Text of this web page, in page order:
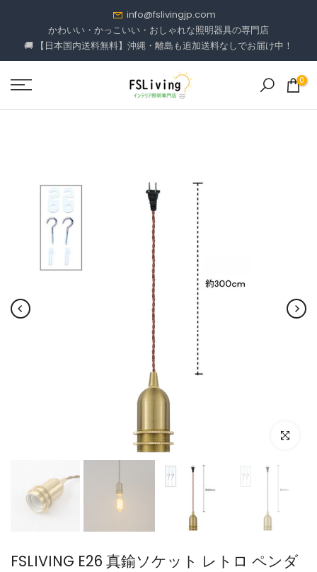
ン
ツ
進
info@fslivingjp.com
かわいい・かっこいい・おしゃれな照明器具の専門店
🚚 【日本国内送料無料】沖縄・離島も追加送料なしでお届け中！
0
FSLIVING E26 真鍮ソケット レトロ ペンダ